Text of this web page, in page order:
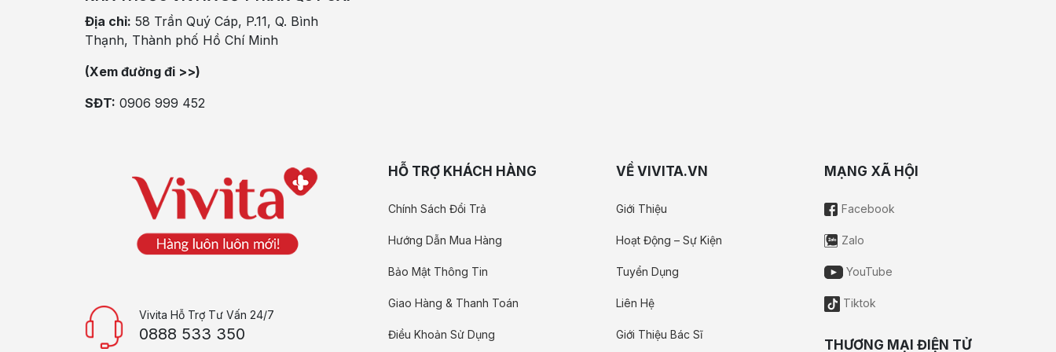
Địa chỉ: 58 Trần Quý Cáp, P.11, Q. Bình
Thạnh, Thành phố Hồ Chí Minh
(Xem đường đi >>)
SĐT: 0906 999 452
Vivita Hỗ Trợ Tư Vấn 24/7
0888 533 350
HỖ TRỢ KHÁCH HÀNG
Chính Sách Đổi Trả
Hướng Dẫn Mua Hàng
Bảo Mật Thông Tin
Giao Hàng & Thanh Toán
Điều Khoản Sử Dụng
VỀ VIVITA.VN
Giới Thiệu
Hoạt Động – Sự Kiện
Tuyển Dụng
Liên Hệ
Giới Thiệu Bác Sĩ
MẠNG XÃ HỘI
Facebook
Zalo
YouTube
Tiktok
THƯƠNG MẠI ĐIỆN TỬ